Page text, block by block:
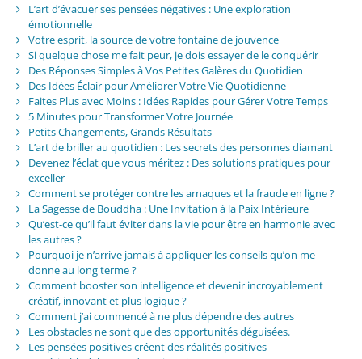
L’art d’évacuer ses pensées négatives : Une exploration
émotionnelle
Votre esprit, la source de votre fontaine de jouvence
Si quelque chose me fait peur, je dois essayer de le conquérir
Des Réponses Simples à Vos Petites Galères du Quotidien
Des Idées Éclair pour Améliorer Votre Vie Quotidienne
Faites Plus avec Moins : Idées Rapides pour Gérer Votre Temps
5 Minutes pour Transformer Votre Journée
Petits Changements, Grands Résultats
L’art de briller au quotidien : Les secrets des personnes diamant
Devenez l’éclat que vous méritez : Des solutions pratiques pour
exceller
Comment se protéger contre les arnaques et la fraude en ligne ?
La Sagesse de Bouddha : Une Invitation à la Paix Intérieure
Qu’est-ce qu’il faut éviter dans la vie pour être en harmonie avec
les autres ?
Pourquoi je n’arrive jamais à appliquer les conseils qu’on me
donne au long terme ?
Comment booster son intelligence et devenir incroyablement
créatif, innovant et plus logique ?
Comment j’ai commencé à ne plus dépendre des autres
Les obstacles ne sont que des opportunités déguisées.
Les pensées positives créent des réalités positives